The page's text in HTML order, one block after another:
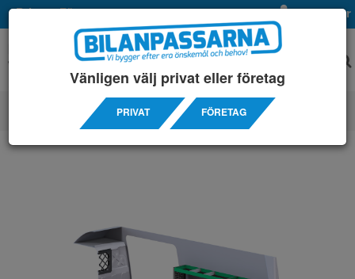
Privat Företag Mina sidor
SERVICEINREDNINGAR/ IVECO / DAILY 12M3 14-
Vänligen välj privat eller företag
PRIVAT FÖRETAG